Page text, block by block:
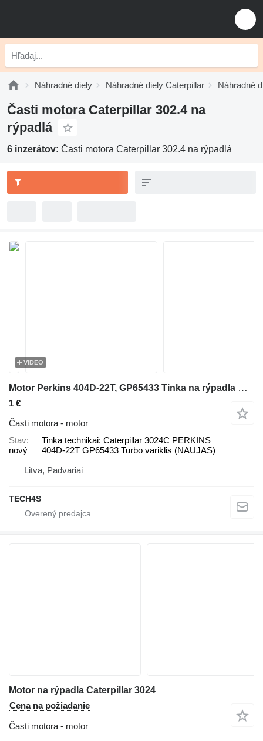
Náhradné diely Náhradné diely Caterpillar Náhradné
Časti motora Caterpillar 302.4 na
rýpadlá
6 inzerátov: Časti motora Caterpillar 302.4 na rýpadlá
VIDEO
Motor Perkins 404D-22T, GP65433 Tinka na rýpadla Caterpillar 3024C
1 €
Časti motora - motor
Stav
nový
Tinka technikai: Caterpillar 3024C PERKINS
404D-22T GP65433 Turbo variklis (NAUJAS)
Litva, Padvariai
TECH4S
Motor na rýpadla Caterpillar 3024
Cena na požiadanie
Časti motora - motor